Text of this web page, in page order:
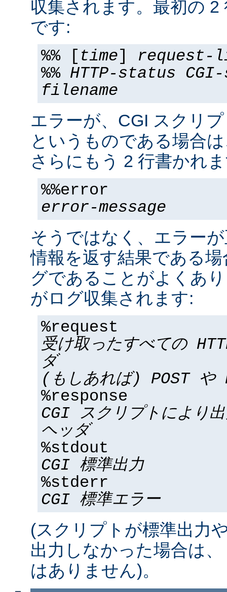
収集されます。最初の 2
です:
%% [ time] request-
%% HTTP-status
filename
エラーが、CGI スクリ
というものである場合
さらにもう 2 行書かれ
%%error
error-message
そうではなく、エラー
情報を返す結果である
グであることがよくあ
がログ収集されます:
%request
受け取ったすべての
ダ
(もしあれば) POST や
%response
CGI スクリプトにより
ヘッダ
%stdout
CGI 標準出力
%stderr
CGI 標準エラー
(スクリプトが標準出力
出力しなかった場合は
はありません)。